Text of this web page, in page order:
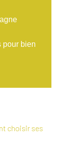
pour bien
choisir ses